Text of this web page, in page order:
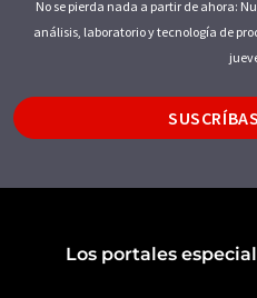
No se pierda nada a partir de ahora:
análisis, laboratorio y tecnología de
Los portales